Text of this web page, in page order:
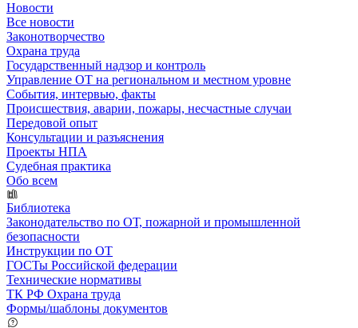
Новости
Все новости
Законотворчество
Охрана труда
Государственный надзор и контроль
Управление ОТ на региональном и местном уровне
События, интервью, факты
Происшествия, аварии, пожары, несчастные случаи
Передовой опыт
Консультации и разъяснения
Проекты НПА
Судебная практика
Обо всем
Библиотека
Законодательство по ОТ, пожарной и промышленной
безопасности
Инструкции по ОТ
ГОСТы Российской федерации
Технические нормативы
ТК РФ Охрана труда
Формы/шаблоны документов